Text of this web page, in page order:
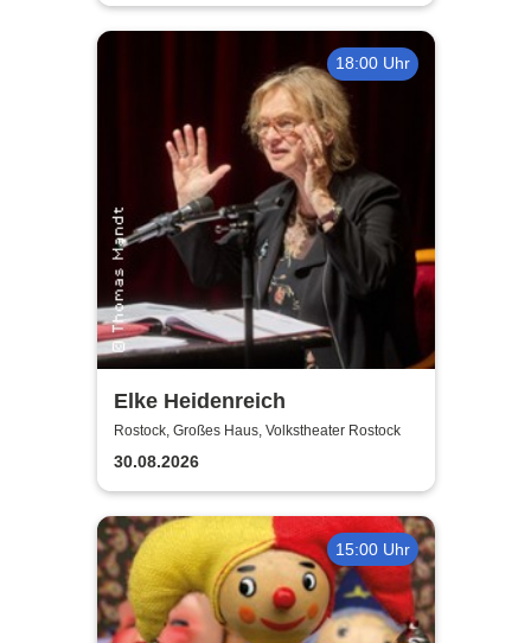
18:00 Uhr
Elke Heidenreich
Rostock, Großes Haus, Volkstheater Rostock
30.08.2026
15:00 Uhr